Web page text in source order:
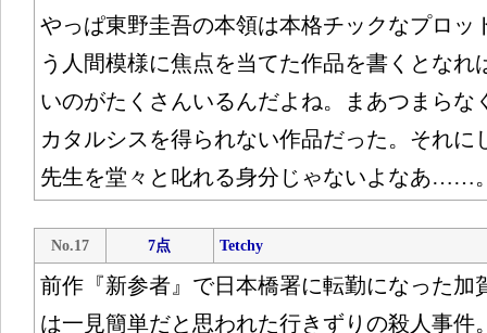
やっぱ東野圭吾の本領は本格チックなプロッ
う人間模様に焦点を当てた作品を書くとなれ
いのがたくさんいるんだよね。まあつまらな
カタルシスを得られない作品だった。それに
先生を堂々と叱れる身分じゃないよなあ……
No.17 7点 Tetchy
前作『新参者』で日本橋署に転勤になった加
は一見簡単だと思われた行きずりの殺人事件